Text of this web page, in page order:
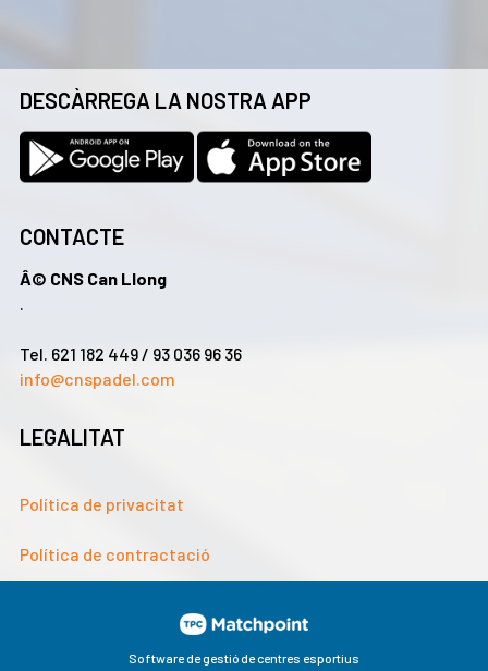
DESCÀRREGA LA NOSTRA APP
CONTACTE
Â© CNS Can Llong
Tel. 621 182 449 / 93 036 96 36
info@cnspadel.com
LEGALITAT
Política de privacitat
Política de contractació
Software de gestió de centres esportius